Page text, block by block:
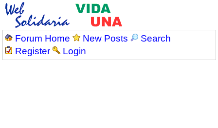
Forum Home New Posts
Search
Register
Login